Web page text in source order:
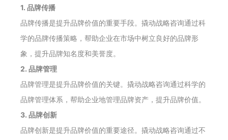
1. 品牌传播
品牌传播是提升品牌价值的重要手段。撬动战略咨询通过科
学的品牌传播策略，帮助企业在市场中树立良好的品牌形
象，提升品牌知名度和美誉度。
2. 品牌管理
品牌管理是提升品牌价值的关键。撬动战略咨询通过科学的
品牌管理体系，帮助企业地管理品牌资产，提升品牌价值。
3. 品牌创新
品牌创新是提升品牌价值的重要途径。撬动战略咨询通过不